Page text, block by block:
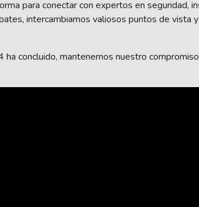
para conectar con expertos en seguridad,
intercambiamos valiosos puntos de vista
concluido, mantenemos nuestro